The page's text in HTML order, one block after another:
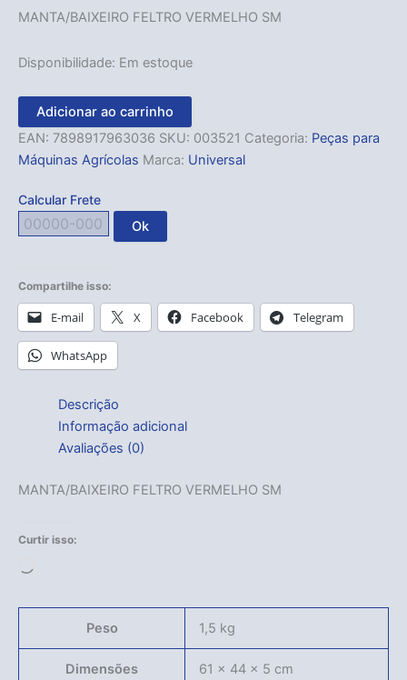
MANTA/BAIXEIRO FELTRO VERMELHO SM
Disponibilidade: Em estoque
Adicionar ao carrinho
EAN: 7898917963036 SKU: 003521 Categoria: Peças para
Máquinas Agrícolas Marca: Universal
Calcular Frete
Ok
Compartilhe isso:
E-mail X Facebook Telegram
WhatsApp
Descrição
Informação adicional
Avaliações (0)
MANTA/BAIXEIRO FELTRO VERMELHO SM
Curtir isso:
Peso 1,5 kg
Dimensões 61 × 44 × 5 cm